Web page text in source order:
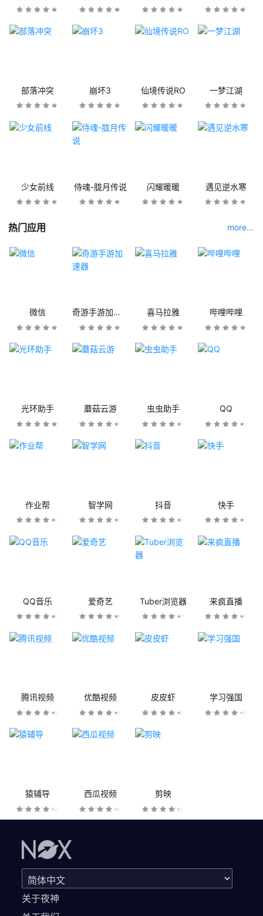
部落冲突 崩坏3 仙境传说RO 一梦江湖
少女前线 侍魂-胧月传说 闪耀暖暖 遇见逆水寒
热门应用 more...
微信 奇游手游加速器 喜马拉雅 哔哩哔哩
光环助手 蘑菇云游 虫虫助手 QQ
作业帮 智学网 抖音 快手
QQ音乐 爱奇艺 Tuber浏览器 来疯直播
腾讯视频 优酷视频 皮皮虾 学习强国
猿辅导 西瓜视频 剪映
关于夜神